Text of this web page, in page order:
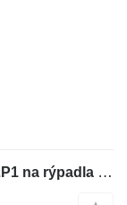
Vložka valca New Holland YF52F01192P1 na rýpadla New Holland E230CSR E260CSR E225BSR E235BSR 230SR-3 260SR-3 E230CSRLC SK215SRLC SK235SR-2 E225BSRLC E235BSRLC SK235SR-1E E235BSRNLC SK235SRLC-2